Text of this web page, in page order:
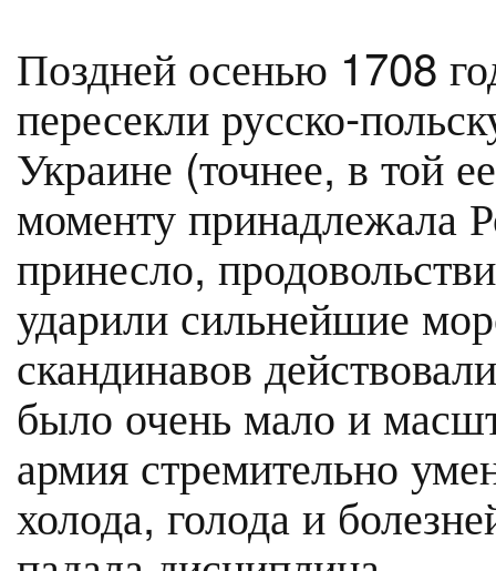
Поздней осенью 1708
пересекли русско-
Украине (точнее, в той
моменту принадлежала
принесло,
ударили сильнейшие
скандинавов
было очень мало и
армия стремительно
холода, голода и